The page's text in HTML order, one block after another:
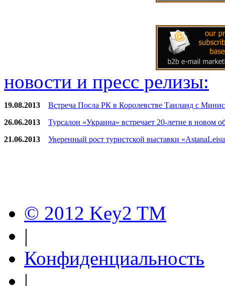
новости и пресс релизы:
19.08.2013
Встреча Посла РК в Королевстве Таиланд с
26.06.2013
Турсалон «Украина» встречает 20-летие в новом
21.06.2013
Уверенный рост туристской выставки
© 2012 Key2 TM
|
Конфиденциальность
|